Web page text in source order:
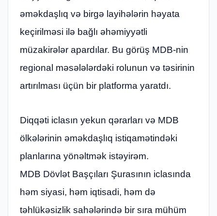
əməkdaşlıq və birgə layihələrin həyata
keçirilməsi ilə bağlı əhəmiyyətli
müzakirələr apardılar. Bu görüş MDB-nin
regional məsələlərdəki rolunun və təsirinin
artırılması üçün bir platforma yaratdı.
Diqqəti iclasın yekun qərarları və MDB
ölkələrinin əməkdaşlıq istiqamətindəki
planlarına yönəltmək istəyirəm.
MDB Dövlət Başçıları Şurasının iclasında
həm siyasi, həm iqtisadi, həm də
təhlükəsizlik sahələrində bir sıra mühüm